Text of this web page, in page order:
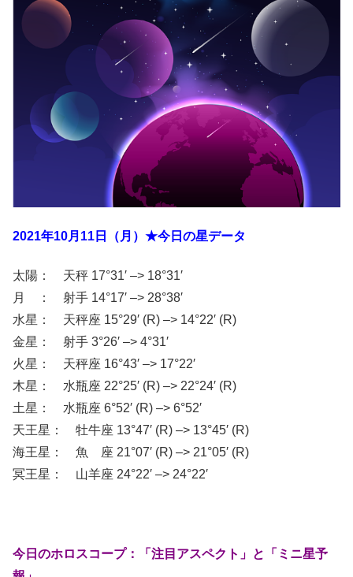
2021年10月11日（月）★今日の星データ
太陽： 天秤 17°31′ –> 18°31′
月 ： 射手 14°17′ –> 28°38′
水星： 天秤座 15°29′ (R) –> 14°22′ (R)
金星： 射手 3°26′ –> 4°31′
火星： 天秤座 16°43′ –> 17°22′
木星： 水瓶座 22°25′ (R) –> 22°24′ (R)
土星： 水瓶座 6°52′ (R) –> 6°52′
天王星： 牡牛座 13°47′ (R) –> 13°45′ (R)
海王星： 魚 座 21°07′ (R) –> 21°05′ (R)
冥王星： 山羊座 24°22′ –> 24°22′
今日のホロスコープ：「注目アスペクト」と「ミニ星予